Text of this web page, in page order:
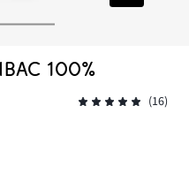
100%
(16)